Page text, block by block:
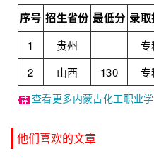
序号 招生省份 最低分 录
1 贵州 专
2
山西 130 专
查看更多内蒙古化工职业
他们喜欢的文章